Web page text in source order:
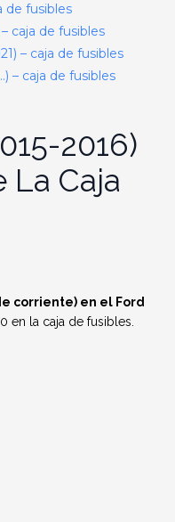
de fusibles
caja de fusibles
– caja de fusibles
– caja de fusibles
2016)
La Caja
corriente) en el Ford
en la caja de fusibles.